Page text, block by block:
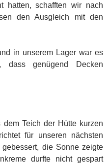
hatten, schafften wir nach
den Ausgleich mit den
in unserem Lager war es
dass genügend Decken
Teich der Hütte kurzen
für unseren nächsten
die Sonne zeigte
durfte nicht gespart